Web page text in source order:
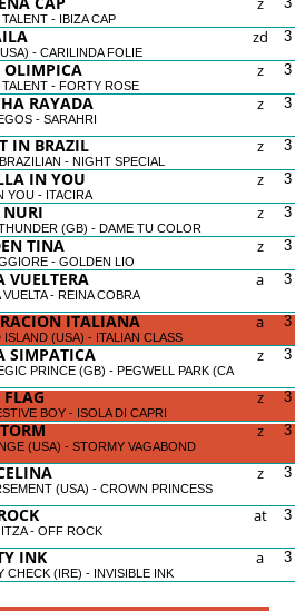
TALENT - IBIZA CAP
- CARILINDA FOLIE
zd 3
OLIMPICA
TALENT - FORTY ROSE
z 3
RAYADA
- SARAHRI
z 3
IN BRAZIL
- NIGHT SPECIAL
z 3
IN YOU
YOU - ITACIRA
z 3
(GB) - DAME TU COLOR
z 3
TINA
- GOLDEN LIO
z 3
VUELTERA
VUELTA - REINA COBRA
a 3
ITALIANA
ISLAND (USA) - ITALIAN CLASS
a 3
SIMPATICA
PRINCE (GB) - PEGWELL PARK (CA
z 3
BOY - ISOLA DI CAPRI
z 3
(USA) - STORMY VAGABOND
z 3
(USA) - CROWN PRINCESS
z 3
ITZA - OFF ROCK
at 3
INK
CHECK (IRE) - INVISIBLE INK
a 3